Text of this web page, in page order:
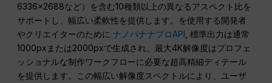
6336×2688など）を含む10種類以上の異なるアスペクト比を
サポートし、幅広い柔軟性を提供します。を使用する開発者
やクリエイターのためにナノバナナプロAPI , 標準出力は通常
1000pxまたは2000pxで生成され、最大4K解像度はプロフェ
ッショナルな制作ワークフローに必要な超高精細ディテール
を提供します。この幅広い解像度スペクトルにより、ユーザ